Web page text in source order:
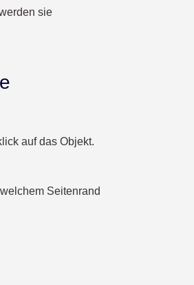
sie
auf das Objekt.
Seitenrand